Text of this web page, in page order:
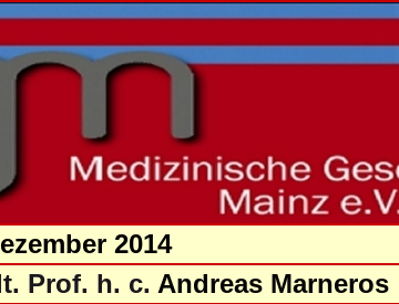
2014
Prof. h. c. Andreas Marneros